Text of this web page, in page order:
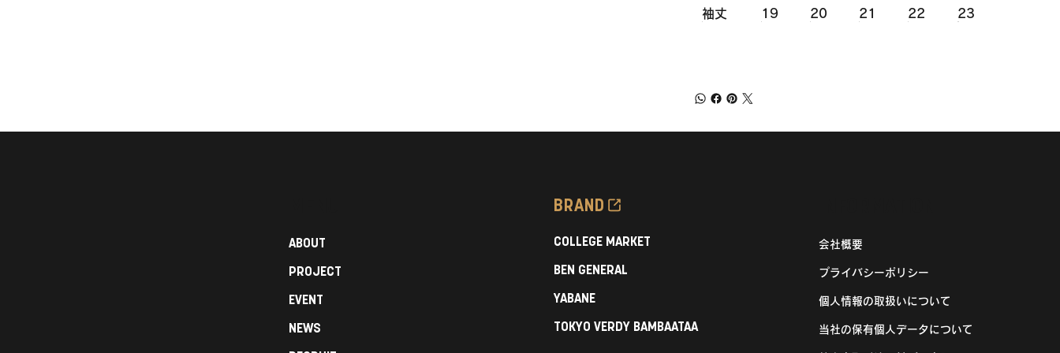
袖丈 19 20 21 22 23
ABOUT
PROJECT
EVENT
NEWS
BRAND
COLLEGE MARKET
BEN GENERAL
YABANE
TOKYO VERDY BAMBAATAA
会社概要
プライバシーポリシー
個人情報の取扱いについて
当社の保有個人データについて